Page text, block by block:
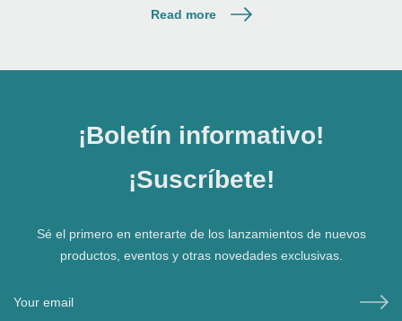
Read more
¡Boletín informativo!
¡Suscríbete!
Sé el primero en enterarte de los lanzamientos de nuevos
productos, eventos y otras novedades exclusivas.